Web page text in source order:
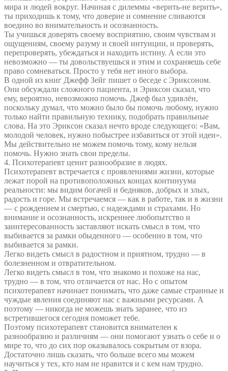
мира и людей вокруг. Начиная с дилеммы «верить-не верить»,
ты приходишь к тому, что доверие и сомнение сливаются
воедино во внимательность и осознанность.
Ты учишься доверять своему восприятию, своим чувствам и
ощущениям, своему разуму и своей интуиции, и проверять,
перепроверять, убеждаться и находить истину. А если это
невозможно — ты довольствуешься и этим и сохраняешь себе
право сомневаться. Просто у тебя нет иного выбора.
В одной из книг Джефф Зейг пишет о беседе с Эриксоном.
Они обсуждали сложного пациента, и Эриксон сказал, что
ему, вероятно, невозможно помочь. Джеф был удивлён,
поскольку думал, что можно было бы помочь любому, нужно
только найти правильную технику, подобрать правильные
слова. На это Эриксон сказал нечто вроде следующего: «Вам,
молодой человек, нужно побыстрее избавиться от этой идеи».
Мы действительно не можем помочь тому, кому нельзя
помочь. Нужно знать свои пределы.
4. Психотерапевт ценит разнообразие в людях.
Психотерапевт встречается с проявлениями жизни, которые
лежат порой на противоположных концах континуума
реальности: мы видим богачей и бедняков, добрых и злых,
радость и горе. Мы встречаемся — как в работе, так и в жизни
— с рождением и смертью, с надеждами и страхами. Но
внимание и осознанность, искреннее любопытство и
заинтересованность заставляют искать смысл в том, что
выбивается за рамки обыденного — особенно в том, что
выбивается за рамки.
Легко видеть смысл в радостном и приятном, трудно — в
болезненном и отвратительном.
Легко видеть смысл в том, что знакомо и похоже на нас,
трудно — в том, что отличается от нас. Но с опытом
психотерапевт начинает понимать, что даже самые странные и
чуждые явления соединяют нас с важными ресурсами. А
поэтому — никогда не можешь знать заранее, что из
встретившегося сегодня поможет тебе.
Поэтому психотерапевт становится внимателен к
разнообразию и различиям — они помогают узнать о себе и о
мире то, что до сих пор оказывалось сокрытым от взора.
Достаточно лишь сказать, что больше всего мы можем
научиться у тех, кто нам не нравится и с кем нам трудно.